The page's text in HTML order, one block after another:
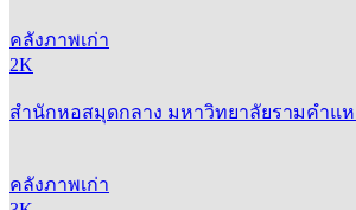
2K
สำนักหอสมุดกลาง มหาวิทยาลัยรามคำแหง
3K